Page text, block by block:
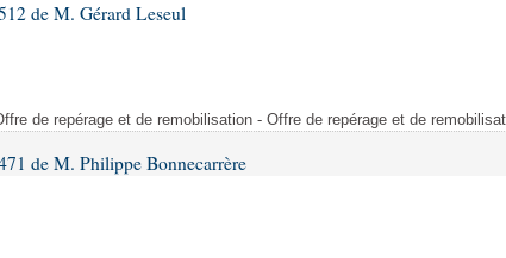
de M. Gérard Leseul
de repérage et de remobilisation - Offre de repérage et de
de M. Philippe Bonnecarrère